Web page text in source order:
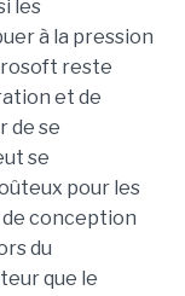
les
à la pression
reste
et de
de se
se
pour les
de conception
du
que le